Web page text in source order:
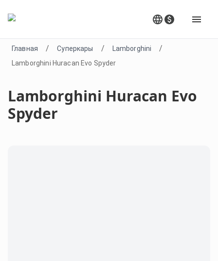
Главная / Суперкары / Lamborghini /
Lamborghini Huracan Evo Spyder
Lamborghini Huracan Evo
Spyder